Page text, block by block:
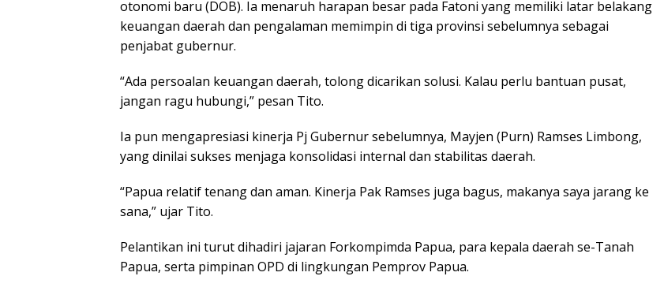
otonomi baru (DOB). Ia menaruh harapan besar pada Fatoni yang memiliki latar belakang
keuangan daerah dan pengalaman memimpin di tiga provinsi sebelumnya sebagai
penjabat gubernur.
“Ada persoalan keuangan daerah, tolong dicarikan solusi. Kalau perlu bantuan pusat,
jangan ragu hubungi,” pesan Tito.
Ia pun mengapresiasi kinerja Pj Gubernur sebelumnya, Mayjen (Purn) Ramses Limbong,
yang dinilai sukses menjaga konsolidasi internal dan stabilitas daerah.
“Papua relatif tenang dan aman. Kinerja Pak Ramses juga bagus, makanya saya jarang ke
sana,” ujar Tito.
Pelantikan ini turut dihadiri jajaran Forkompimda Papua, para kepala daerah se-Tanah
Papua, serta pimpinan OPD di lingkungan Pemprov Papua.